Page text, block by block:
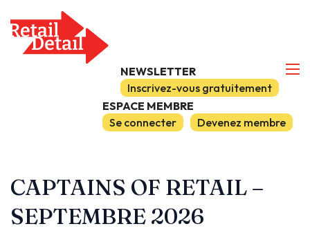
NEWSLETTER
Inscrivez-vous gratuitement
ESPACE MEMBRE
Se connecter
Devenez membre
CAPTAINS OF RETAIL –
SEPTEMBRE 2026